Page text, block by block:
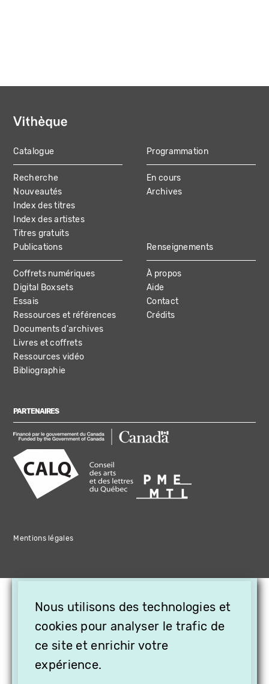
MAIN
NAVIGATION
Catalogue
Recherche
Nouveautés
Index des titres
Index des artistes
Titres gratuits
Programmation
En cours
Archives
Publications
Coffrets numériques
Digital Boxsets
Essais
Ressources et références
Documents d'archives
Livres et coffrets
Ressources vidéo
Bibliographie
Renseignements
À propos
Aide
Contact
Crédits
PARTENAIRES
Mentions légales
Nous utilisons des technologies et
cookies pour analyser le trafic de
ce site et enrichir votre
expérience.
OFFREZ LA VIDÉO EN
CADEAU, ABONNEZ VOS
PROCHES À VITHÈQUE !